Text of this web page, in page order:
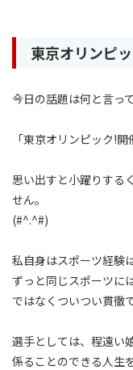
東京オリンピ
今日の話題は何と言っ
「東京オリンピック!開
思い出すと小躍りする
せん。
(#^.^#)
私自身はスポーツ経験
ずっと同じスポーツに
ではなくついつい貫徹
選手としては、程遠い
係ることのできる人生